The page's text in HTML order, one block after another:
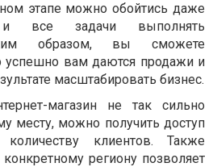
этапе можно обойтись даже
все задачи выполнять
образом, вы сможете
успешно вам даются продажи и
масштабировать бизнес.
магазин не так сильно
месту, можно получить доступ
клиентов. Также
региону позволяет